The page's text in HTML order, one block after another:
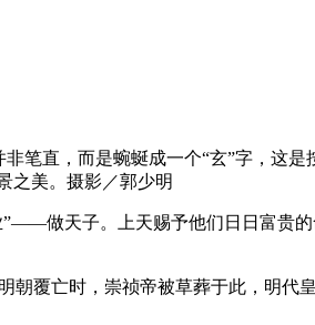
笔直，而是蜿蜒成一个“玄”字，这
之美。摄影／郭少明
做天子。上天赐予他们日日富贵
覆亡时，崇祯帝被草葬于此，明代